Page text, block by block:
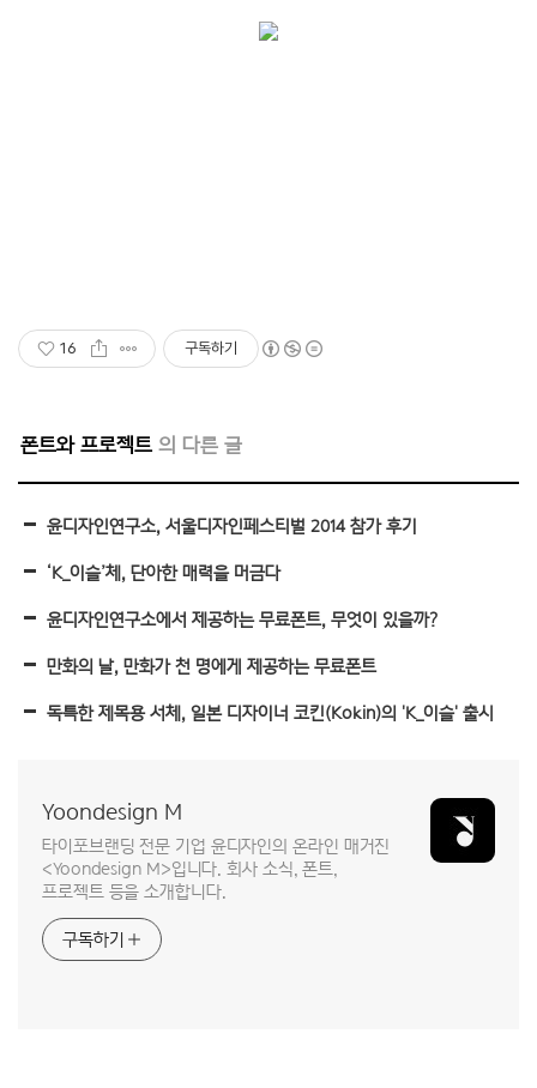
16 구독하기
폰트와 프로젝트
윤디자인연구소, 서울디자인페스티벌 2014 참가 후기
‘K_이슬’체, 단아한 매력을 머금다
윤디자인연구소에서 제공하는 무료폰트, 무엇이 있을까?
만화의 날, 만화가 천 명에게 제공하는 무료폰트
독특한 제목용 서체, 일본 디자이너 코킨(Kokin)의 'K_이슬' 출시
Yoondesign M
타이포브랜딩 전문 기업 윤디자인의 온라인 매거진
<Yoondesign M>입니다. 회사 소식, 폰트,
프로젝트 등을 소개합니다.
구독하기